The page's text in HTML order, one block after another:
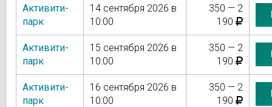
Активити-
парк
14 сентября 2026 в
10:00
350 — 2
190
Активити-
парк
15 сентября 2026 в
10:00
350 — 2
190
Активити-
парк
16 сентября 2026 в
10:00
350 — 2
190